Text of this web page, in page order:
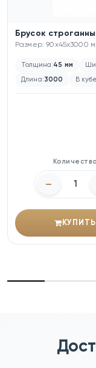
Брусок
Размер: 90x45x3000
Толщина:45 мм
Длина:3000 В
Количество
–
КУПИТЬ